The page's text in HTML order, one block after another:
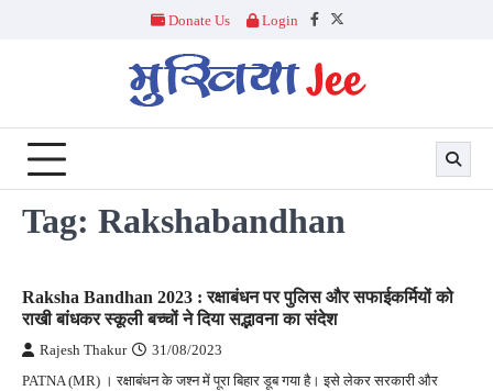
Donate Us Login
Facebook
Twitter
Tag: Rakshabandhan
Raksha Bandhan 2023 : रक्षाबंधन पर पुलिस और सफाई​कर्मियों को
राखी बांधकर स्कूली बच्चों ने दिया सद्भावना का संदेश
Rajesh Thakur 31/08/2023
PATNA (MR) । रक्षाबंधन के जश्न में पूरा बिहार डूब गया है। इसे लेकर सरकारी और